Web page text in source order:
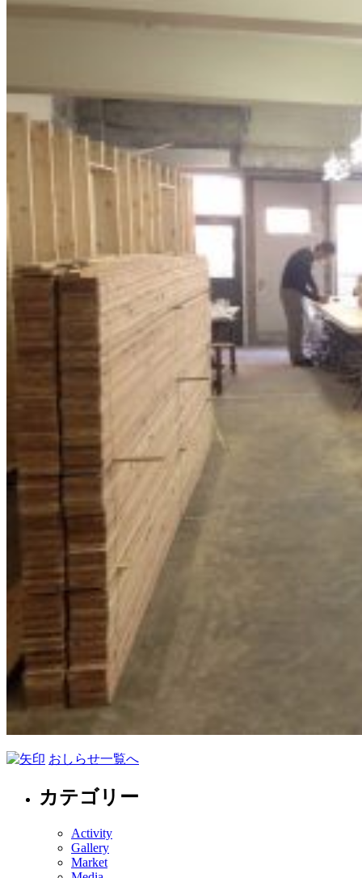
おしらせ一覧へ
カテゴリー
Activity
Gallery
Market